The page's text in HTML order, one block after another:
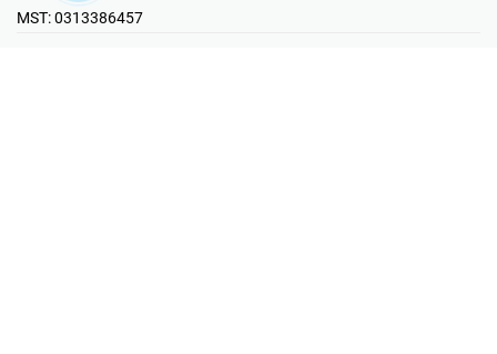
MST:0313386457